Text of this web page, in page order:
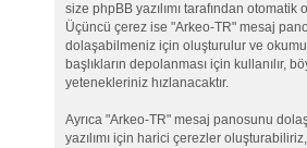
size phpBB yazılımı tarafından otomatik
Üçüncü çerez ise "Arkeo-TR" mesaj
dolaşabilmeniz için oluşturulur ve
başlıkların depolanması için kullanılır,
yetenekleriniz hızlanacaktır.
Ayrıca "Arkeo-TR" mesaj panosunu
yazılımı için harici çerezler